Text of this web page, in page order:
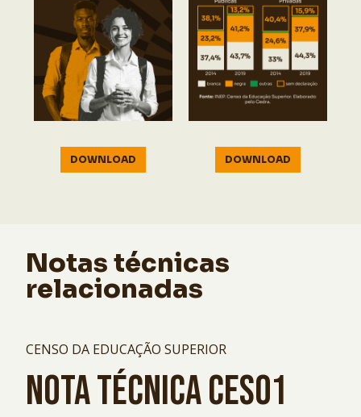
DOWNLOAD DOWNLOAD
Notas técnicas
relacionadas
CENSO DA EDUCAÇÃO SUPERIOR
NOTA TÉCNICA CES01